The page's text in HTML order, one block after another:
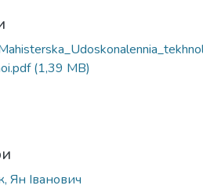
(1,39 MB)
Ян Іванович